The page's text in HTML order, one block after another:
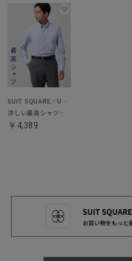
SUIT SQUARE／UNIVERSAL LANGUAGE
涼しい最高シャツ／ノンアイロンジャージードレスシャツ
￥4,389